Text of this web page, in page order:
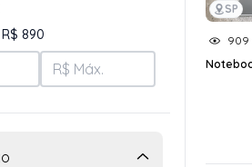
890
SP
909